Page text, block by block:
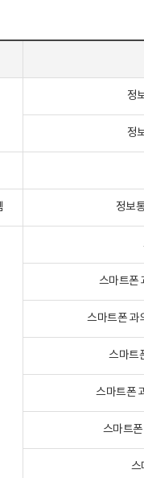
정
정
정보
스마트폰
스마트폰 과
스마트
스마트폰
스마트
스